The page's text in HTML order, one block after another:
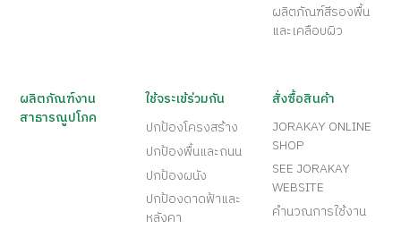
ผลิตภัณฑ์สีรองพื้น
และเคลือบผิว
ผลิตภัณฑ์งาน
สาธารณูปโภค
ใช้จระเข้ร่วมกัน
ปกป้องโครงสร้าง
ปกป้องพื้นและถนน
ปกป้องผนัง
ปกป้องดาดฟ้าและ
หลังคา
สั่งซื้อสินค้า
JORAKAY ONLINE
SHOP
SEE JORAKAY
WEBSITE
คำนวณการใช้งาน